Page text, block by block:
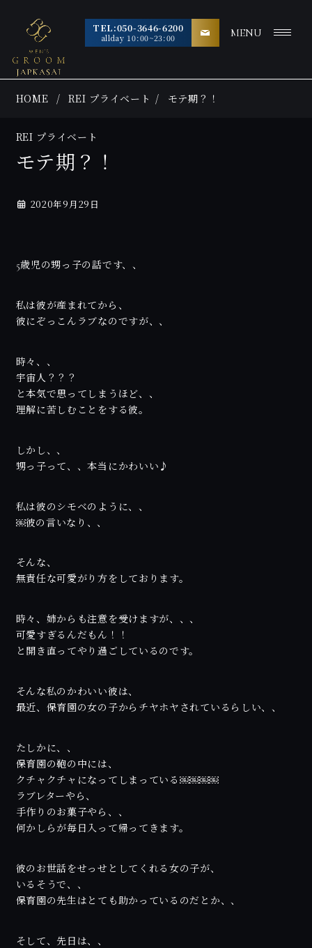
TEL:050-3646-6200
allday 10:00~23:00 MENU
HOME REI プライベート モテ期？！
REI プライベート
モテ期？！
2020年9月29日
5歳児の甥っ子の話です、、
私は彼が産まれてから、
彼にぞっこんラブなのですが、、
時々、、
宇宙人？？？
と本気で思ってしまうほど、、
理解に苦しむことをする彼。
しかし、、
甥っ子って、、本当にかわいい♪
私は彼のシモベのように、、
￼彼の言いなり、、
そんな、
無責任な可愛がり方をしております。
時々、姉からも注意を受けますが、、、
可愛すぎるんだもん！！
と開き直ってやり過ごしているのです。
そんな私のかわいい彼は、
最近、保育園の女の子からチヤホヤされているらしい、、
たしかに、、
保育園の鞄の中には、
クチャクチャになってしまっている￼￼￼￼
ラブレターやら、
手作りのお菓子やら、、
何かしらが毎日入って帰ってきます。
彼のお世話をせっせとしてくれる女の子が、
いるそうで、、
保育園の先生はとても助かっているのだとか、、
そして、先日は、、